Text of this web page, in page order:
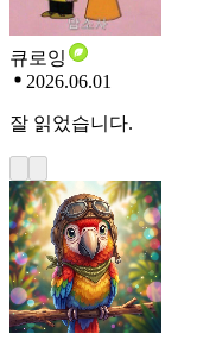
큐로잉
2026.06.01
잘 읽었습니다.